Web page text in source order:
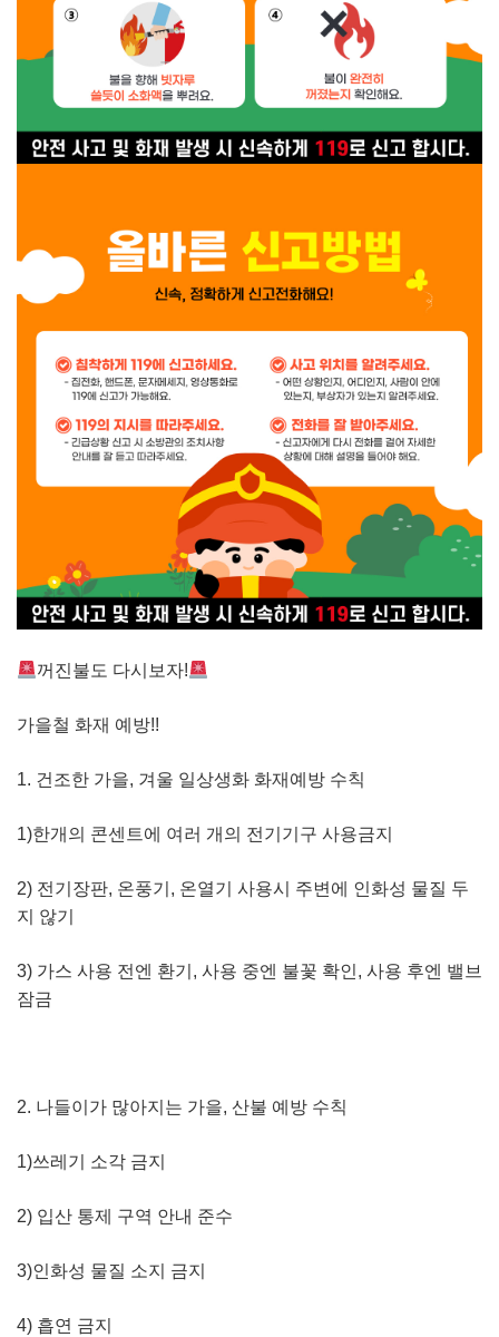
꺼진불도 다시보자!
가을철 화재 예방!!
1. 건조한 가을, 겨울 일상생화 화재예방 수칙
1)한개의 콘센트에 여러 개의 전기기구 사용금지
2) 전기장판, 온풍기, 온열기 사용시 주변에 인화성 물질 두
지 않기
3) 가스 사용 전엔 환기, 사용 중엔 불꽃 확인, 사용 후엔 밸브
잠금
2. 나들이가 많아지는 가을, 산불 예방 수칙
1)쓰레기 소각 금지
2) 입산 통제 구역 안내 준수
3)인화성 물질 소지 금지
4) 흡연 금지